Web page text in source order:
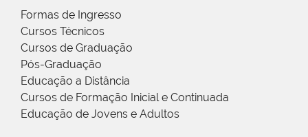
Formas de Ingresso
Cursos Técnicos
Cursos de Graduação
Pós-Graduação
Educação a Distância
Cursos de Formação Inicial e Continuada
Educação de Jovens e Adultos